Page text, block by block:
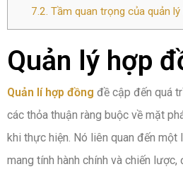
7.2. Tầm quan trọng của quản
Quản lý hợp
Quản lí hợp đồng đề cập đến quá
các thỏa thuận ràng buộc về mặt
khi thực hiện. Nó liên quan đến
mang tính hành chính và chiến